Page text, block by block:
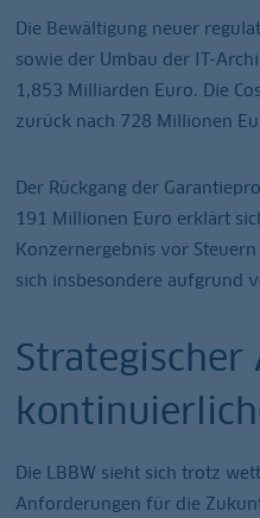
Die Bewältigung neuer
sowie der Umbau der IT-
1,853 Milliarden Euro. Die
zurück nach 728 Millionen
Der Rückgang der
191 Millionen Euro erklärt
Konzernergebnis vor
sich insbesondere aufgrund
Strategischer
Die LBBW sieht sich trotz
Anforderungen für die